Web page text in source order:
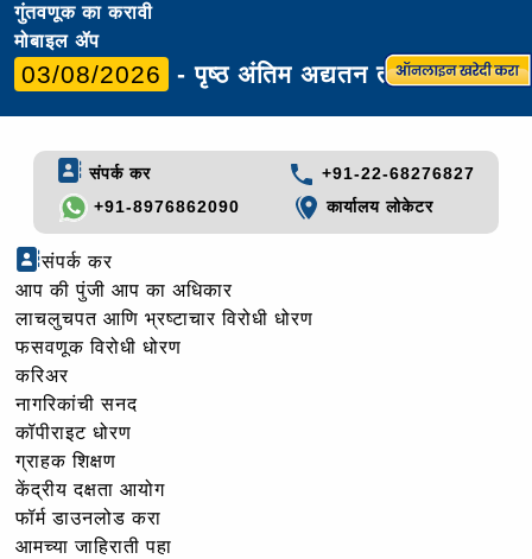
गुंतवणूक का करावी
मोबाइल ॲप
03/08/2026 - पृष्ठ अंतिम अद्यतन तारीख
संपर्क कर
+91-22-68276827
+91-8976862090
कार्यालय लोकेटर
संपर्क कर
आप की पुंजी आप का अधिकार
लाचलुचपत आणि भ्रष्टाचार विरोधी धोरण
फसवणूक विरोधी धोरण
करिअर
नागरिकांची सनद
कॉपीराइट धोरण
ग्राहक शिक्षण
केंद्रीय दक्षता आयोग
फॉर्म डाउनलोड करा
आमच्या जाहिराती पहा